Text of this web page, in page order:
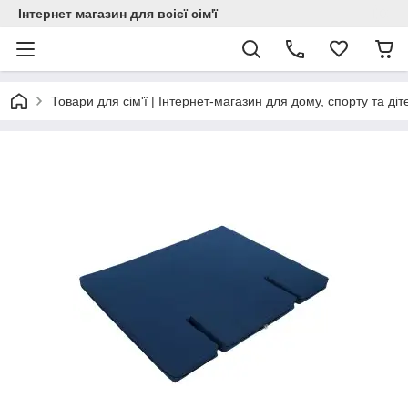
Інтернет магазин для всієї сім'ї
Товари для сім'ї | Інтернет-магазин для дому, спорту та